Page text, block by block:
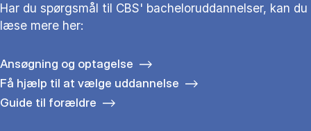
Har du spørgsmål til CBS' bacheloruddannelser, kan du
læse mere her:
Ansøgning og optagelse
Få hjælp til at vælge uddannelse
Guide til forældre